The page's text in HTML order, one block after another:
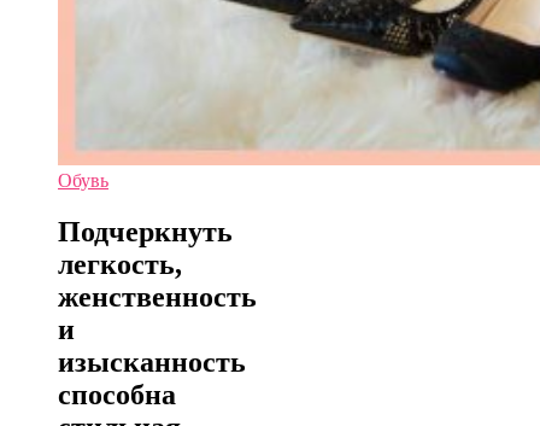
Обувь
Подчеркнуть
легкость,
женственность
и
изысканность
способна